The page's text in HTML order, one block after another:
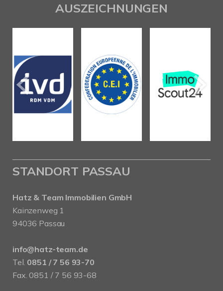
AUSZEICHNUNGEN
STANDORT PASSAU
Hatz & Team Immobilien GmbH
Kainzenweg 1
94036 Passau
info@hatz-team.de
Tel. 0851 / 7 56 93-70
Fax. 0851 / 7 56 93-68